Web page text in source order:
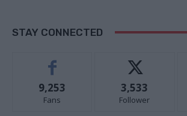
STAY CONNECTED
9,253
Fans
3,533
Follower